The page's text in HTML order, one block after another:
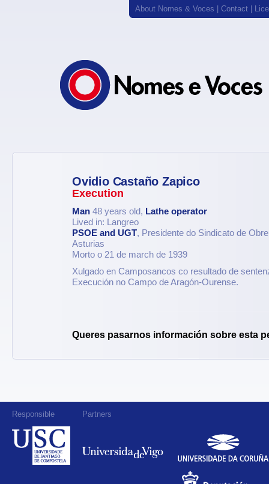
About Nomes & Voces Contact
Ovidio Castaño Zapico
Execution
Man 48 years old, Lathe operator
Lived in: Langreo
PSOE and UGT, Presidente do Sindicato de
Asturias
Morto o 21 de march de 1939
Xulgado en Camposancos co resultado de
Execución no Campo de Aragón-Ourense.
Queres pasarnos información sobre esta
Responsible Partners